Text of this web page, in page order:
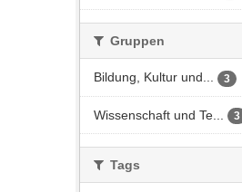
Gruppen
Bildung, Kultur und... 3
Wissenschaft und Te... 3
Tags